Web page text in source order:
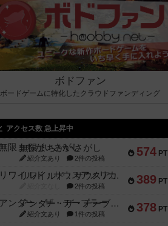
ボドファン
ボードゲームに特化したクラウドファンディング
アクセス数 急上昇中
574 PT
無限まちがいさがし
紹介文あり 2件の投稿
389 PT
リワイルド：サウスアメリカ
2件の投稿
378 PT
アンダー・ザ・テーブラー
紹介文あり 1件の投稿